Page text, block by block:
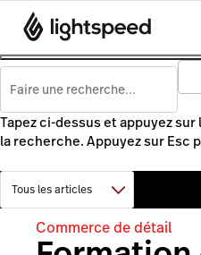
Tapez ci-dessus et appuyez
la recherche. Appuyez sur Esc
Commerce de détail